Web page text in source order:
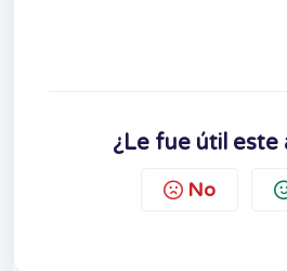
¿Le fue útil este
No